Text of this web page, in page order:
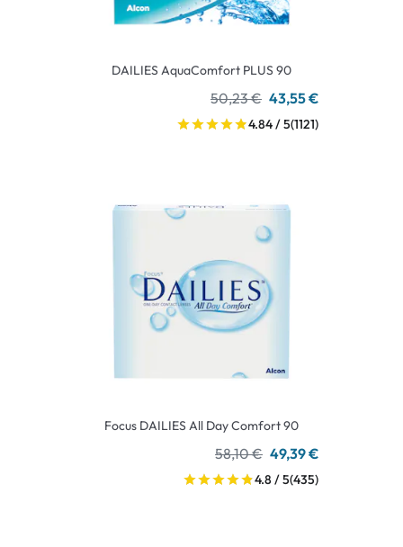
DAILIES AquaComfort PLUS 90
50,23 € 43,55 €
4.84 / 5(1121)
Focus DAILIES All Day Comfort 90
58,10 € 49,39 €
4.8 / 5(435)